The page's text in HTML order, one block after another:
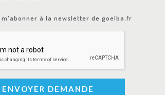
à la newsletter de goelba.fr
ENVOYER DEMANDE